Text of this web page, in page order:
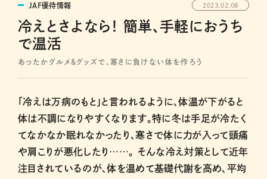
JAF優待情報 2023.02.08
冷えとさよなら！ 簡単、手軽におうち
で温活
あったかグルメ＆グッズで、寒さに負けない体を作ろう
「冷えは万病のもと」と言われるように、体温が下がると
体は不調になりやすくなります。特に冬は手足が冷たく
てなかなか眠れなかったり、寒さで体に力が入って頭痛
や肩こりが悪化したり……。 そんな冷え対策として近年
注目されているのが、体を温めて基礎代謝を高め、平均